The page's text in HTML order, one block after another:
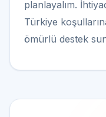
planlayalım.
Türkiye
ömürlü destek